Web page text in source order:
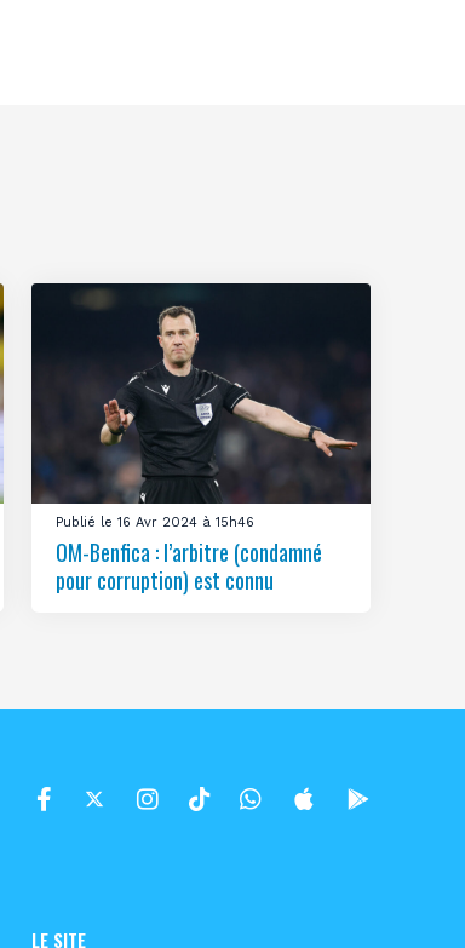
Publié le 16 Avr 2024 à 15h46
OM-Benfica : l’arbitre (condamné
pour corruption) est connu
LE SITE